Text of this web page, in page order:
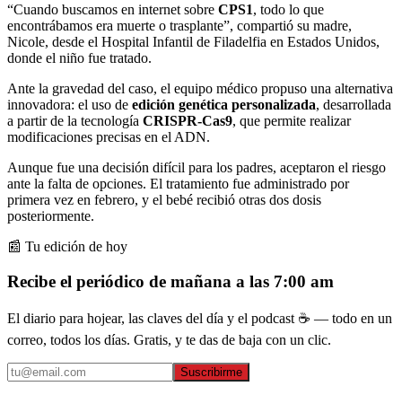
“Cuando buscamos en internet sobre CPS1, todo lo que
encontrábamos era muerte o trasplante”, compartió su madre,
Nicole, desde el Hospital Infantil de Filadelfia en Estados Unidos,
donde el niño fue tratado.
Ante la gravedad del caso, el equipo médico propuso una alternativa
innovadora: el uso de edición genética personalizada, desarrollada
a partir de la tecnología CRISPR-Cas9, que permite realizar
modificaciones precisas en el ADN.
Aunque fue una decisión difícil para los padres, aceptaron el riesgo
ante la falta de opciones. El tratamiento fue administrado por
primera vez en febrero, y el bebé recibió otras dos dosis
posteriormente.
📰 Tu edición de hoy
Recibe el periódico de mañana a las 7:00 am
El diario para hojear, las claves del día y el podcast ☕ — todo en un
correo, todos los días. Gratis, y te das de baja con un clic.
Suscribirme